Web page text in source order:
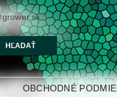
OBCHODNÉ